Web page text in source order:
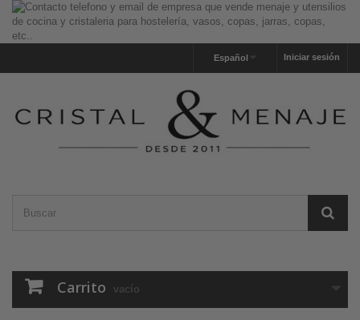
Iniciar sesión
Español
Carrito vacío